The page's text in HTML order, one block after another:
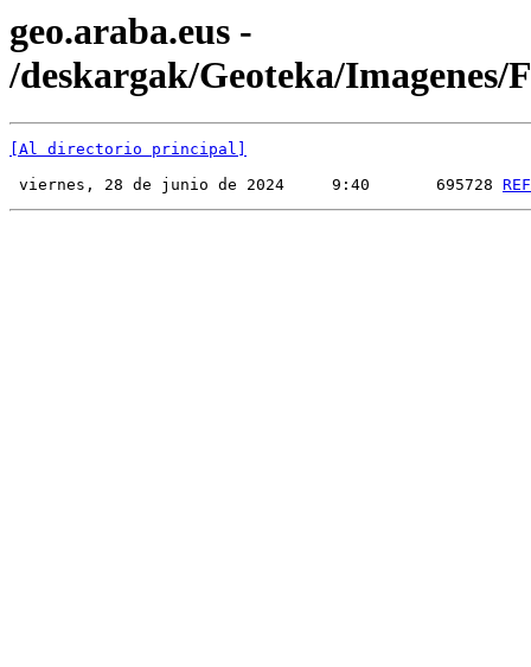
geo.araba.eus -
/deskargak/Geoteka/Imagenes/
[Al directorio principal]
viernes, 28 de junio de 2024     9:40       695728